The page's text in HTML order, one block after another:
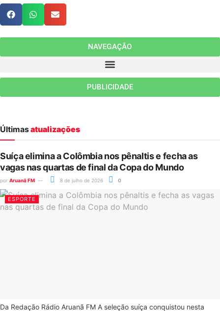
NAVEGAÇÃO
PUBLICIDADE
Últimasatualizações
Suíça elimina a Colômbia nos pênaltis e fecha as
vagas nas quartas de final da Copa do Mundo
por Aruanã FM 8 de julho de 2026 0
ESPORTE
Da Redação Rádio Aruanã FM A seleção suíça conquistou nesta